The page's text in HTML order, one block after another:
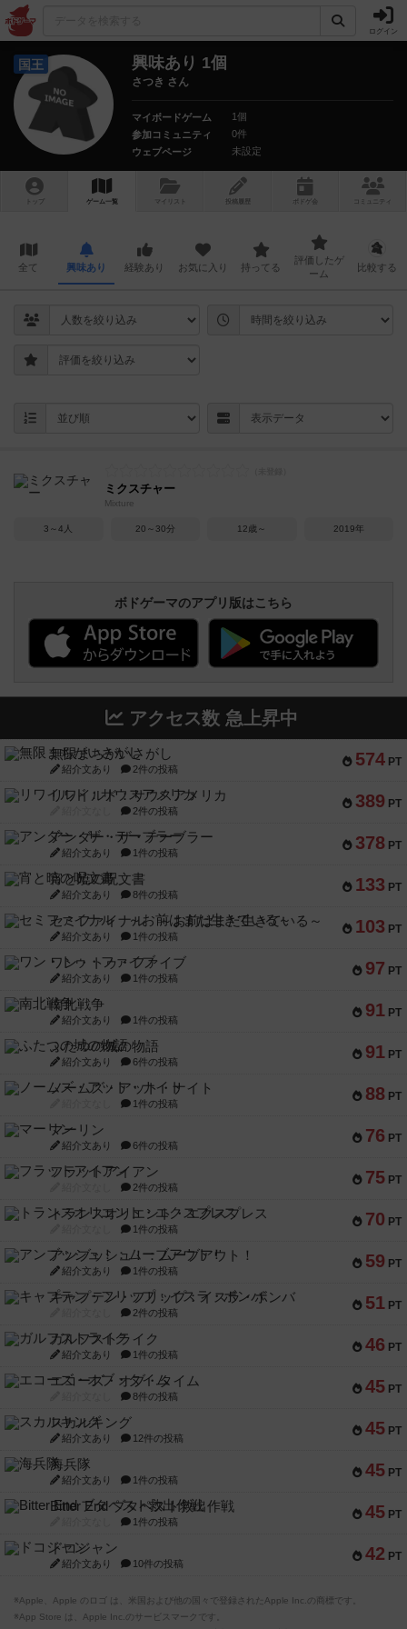
ログイン
国王 興味あり 1個
さつき さん
マイボードゲーム
1個
参加コミュニティ
0件
ウェブページ
未設定
トップ ゲーム一覧 マイリスト 投稿履歴 ボ ドゲ コミュニティ
全て 興味あり 経験あり お気に入り 持ってる
評価したゲ
ーム
比較する
ミクスチャー
Mixture
3～4人 20～30分 12歳～ 2019年
ボドゲーマのアプリ版はこちら
アクセス数 急上昇中
574 PT
無限まちがいさがし
紹介文あり 2件の投稿
389 PT
リワイルド：サウスアメリカ
2件の投稿
378 PT
アンダー・ザ・テーブラー
紹介文あり 1件の投稿
133 PT
宵と暁の呪文書
紹介文あり 8件の投稿
103 PT
セミファイナル ～お前はまだ生きている～
紹介文あり 1件の投稿
97 PT
ワン・トゥ・ファイブ
紹介文あり 1件の投稿
91 PT
南北戦争
紹介文あり 1件の投稿
91 PT
ふたつの城の物語
紹介文あり 6件の投稿
88 PT
ノームズ・アット・ナイト
1件の投稿
76 PT
マーリン
紹介文あり 6件の投稿
75 PT
フラットアイアン
2件の投稿
70 PT
トランスオリエント・エクスプレス
1件の投稿
59 PT
アンブッシュ！：ムーブアウト！
紹介文あり 1件の投稿
51 PT
キャプテン・フリップ：イスラ・ボンバ
2件の投稿
46 PT
ガルフストライク
紹介文あり 1件の投稿
45 PT
エコーズ・オブ・タイム
8件の投稿
45 PT
スカルキング
紹介文あり 12件の投稿
45 PT
海兵隊
紹介文あり 1件の投稿
45 PT
Bitter End ブタペスト救出作戦
1件の投稿
42 PT
ドコジャン
紹介文あり 10件の投稿
※Apple、Apple のロゴ は、米国および他の国々で登録されたApple Inc.の商標です。
※App Store は、Apple Inc.のサービスマークです。